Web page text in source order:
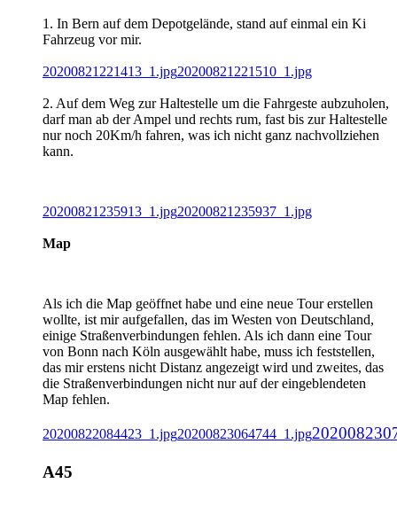
1. In Bern auf dem Depotgelände, stand auf einmal ein Ki
Fahrzeug vor mir.
20200821221413_1.jpg20200821221510_1.jpg
2. Auf dem Weg zur Haltestelle um die Fahrgeste aubzuholen,
darf man ab der Ampel und rechts rum, fast bis zur Haltestelle
nur noch 20Km/h fahren, was ich nicht ganz nachvollziehen
kann.
20200821235913_1.jpg20200821235937_1.jpg
Map
Als ich die Map geöffnet habe und eine neue Tour erstellen
wollte, ist mir aufgefallen, das im Westen von Deutschland,
einige Straßenverbindungen fehlen. Als ich dann eine Tour
von Bonn nach Köln ausgewählt habe, muss ich feststellen,
das mir erstens nicht Distanz angezeigt wird und zweites, das
die Straßenverbindungen nicht nur auf der eingeblendeten
Map fehlen.
20200822084423_1.jpg20200823064744_1.jpg
A45